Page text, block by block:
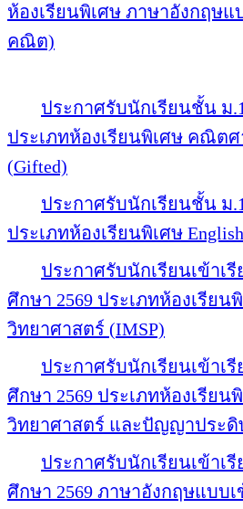
ห้องเรียนพิเศษ ภาษาอังกฤษแ
คณิต)
ประกาศรับนักเรียนชั้น ม
ประเภทห้องเรียนพิเศษ คณิต
(Gifted)
ประกาศรับนักเรียนชั้น ม
ประเภทห้องเรียนพิเศษ
ประกาศรับนักเรียนเข้าเ
ศึกษา 2569 ประเภทห้องเรีย
วิทยาศาสตร์ (IMSP)
ประกาศรับนักเรียนเข้าเ
ศึกษา 2569 ประเภทห้องเรีย
วิทยาศาสตร์ และปัญญาประดิ
ประกาศรับนักเรียนเข้าเ
ศึกษา 2569 ภาษาอังกฤษแบบ